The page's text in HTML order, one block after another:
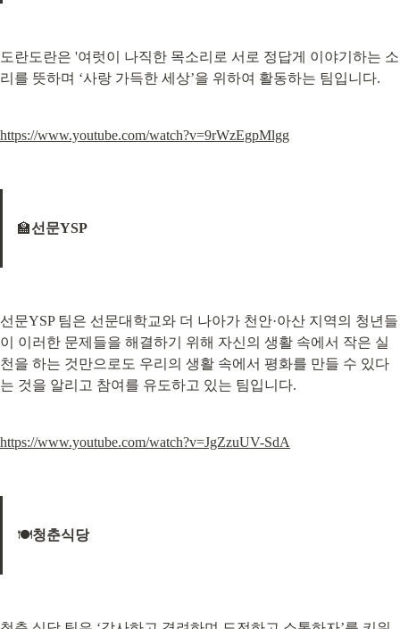
도란도란은 '여럿이 나직한 목소리로 서로 정답게 이야기하는 소
리를 뜻하며 ‘사랑 가득한 세상’을 위하여 활동하는 팀입니다.
https://www.youtube.com/watch?v=9rWzEgpMlgg
🏫선문YSP
선문YSP 팀은 선문대학교와 더 나아가 천안·아산 지역의 청년들
이 이러한 문제들을 해결하기 위해 자신의 생활 속에서 작은 실
천을 하는 것만으로도 우리의 생활 속에서 평화를 만들 수 있다
는 것을 알리고 참여를 유도하고 있는 팀입니다.
https://www.youtube.com/watch?v=JgZzuUV-SdA
🍽청춘식당